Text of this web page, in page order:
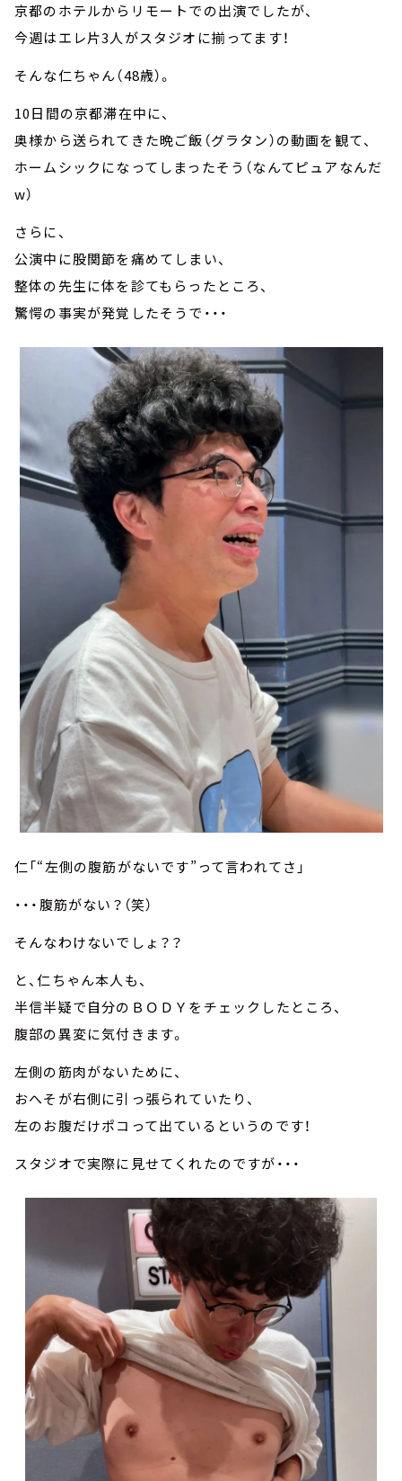
京都のホテルからリモートでの出演でしたが、
今週はエレ片3人がスタジオに揃ってます！
そんな仁ちゃん（48歳）。
10日間の京都滞在中に、
奥様から送られてきた晩ご飯（グラタン）の動画を観て、
ホームシックになってしまったそう（なんてピュアなんだ
w）
さらに、
公演中に股関節を痛めてしまい、
整体の先生に体を診てもらったところ、
驚愕の事実が発覚したそうで・・・
仁「“左側の腹筋がないです”って言われてさ」
・・・腹筋がない？（笑）
そんなわけないでしょ？？
と、仁ちゃん本人も、
半信半疑で自分のＢＯＤＹをチェックしたところ、
腹部の異変に気付きます。
左側の筋肉がないために、
おへそが右側に引っ張られていたり、
左のお腹だけポコって出ているというのです！
スタジオで実際に見せてくれたのですが・・・